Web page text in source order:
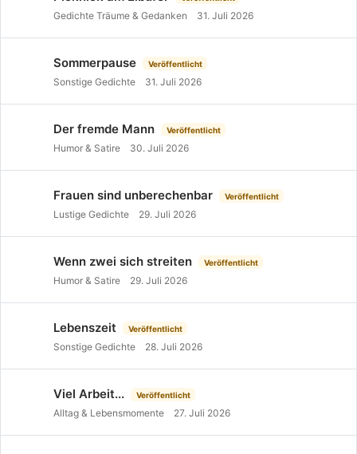
Gedichte Träume & Gedanken 31. Juli 2026
Sommerpause Veröffentlicht
Sonstige Gedichte 31. Juli 2026
Der fremde Mann Veröffentlicht
Humor & Satire 30. Juli 2026
Frauen sind unberechenbar Veröffentlicht
Lustige Gedichte 29. Juli 2026
Wenn zwei sich streiten Veröffentlicht
Humor & Satire 29. Juli 2026
Lebenszeit Veröffentlicht
Sonstige Gedichte 28. Juli 2026
Viel Arbeit... Veröffentlicht
Alltag & Lebensmomente 27. Juli 2026